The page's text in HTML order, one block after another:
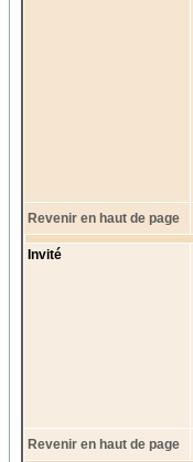
Revenir en haut de page
Invité
Revenir en haut de page